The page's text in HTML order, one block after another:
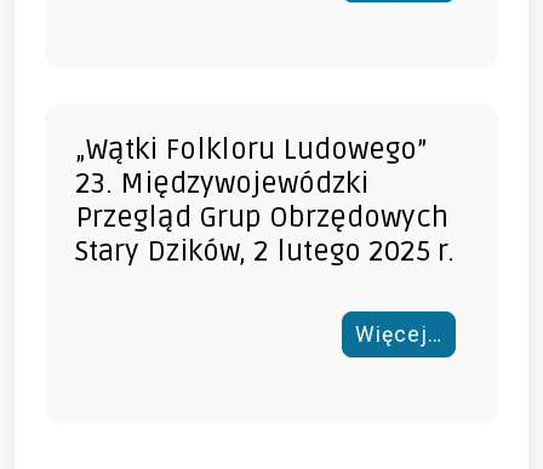
„Wątki Folkloru Ludowego”
23. Międzywojewódzki
Przegląd Grup Obrzędowych
Stary Dzików, 2 lutego 2025 r.
Więcej…